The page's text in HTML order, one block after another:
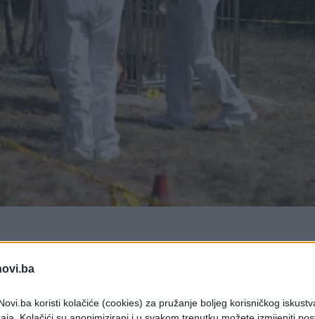
koristi kolačiće (cookies) za pružanje boljeg korisničkog
u blizini Tomislavgrada. Ima oprečnih
sanirana u Domu zdravlja u Tomislavgradu,